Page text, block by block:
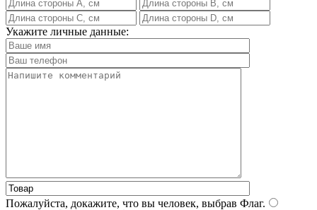
Укажите личные данные:
Пожалуйста, докажите, что вы человек, выбрав Флаг.